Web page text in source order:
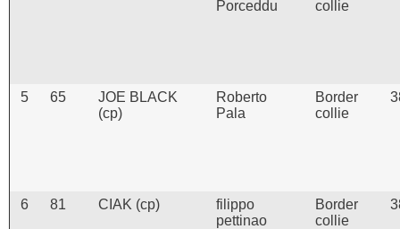
Porceddu
collie
5 65
JOE BLACK
(cp)
Roberto
Pala
Border
collie
6 81 CIAK (cp)
filippo
pettinao
Border
collie